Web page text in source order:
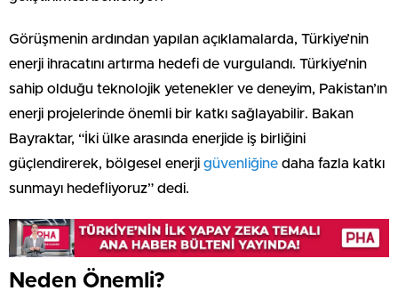
Görüşmenin ardından yapılan açıklamalarda, Türkiye’nin
enerji ihracatını artırma hedefi de vurgulandı. Türkiye’nin
sahip olduğu teknolojik yetenekler ve deneyim, Pakistan’ın
enerji projelerinde önemli bir katkı sağlayabilir. Bakan
Bayraktar, “İki ülke arasında enerjide iş birliğini
güçlendirerek, bölgesel enerji güvenliğine daha fazla katkı
sunmayı hedefliyoruz” dedi.
Neden Önemli?